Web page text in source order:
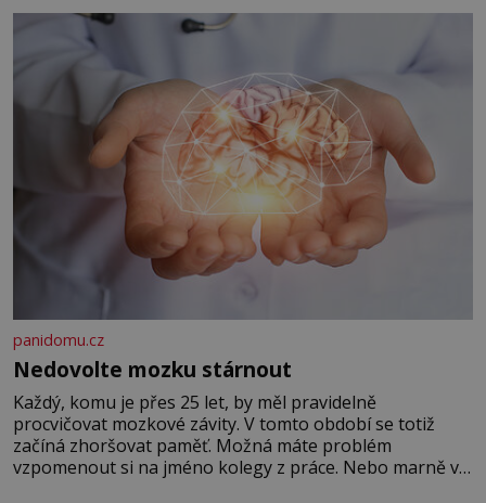
panidomu.cz
Nedovolte mozku stárnout
Každý, komu je přes 25 let, by měl pravidelně
procvičovat mozkové závity. V tomto období se totiž
začíná zhoršovat paměť. Možná máte problém
vzpomenout si na jméno kolegy z práce. Nebo marně v